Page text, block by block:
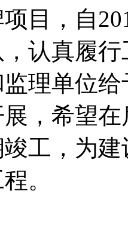
目，自
认真履
理单位
展，希望
工，为
。